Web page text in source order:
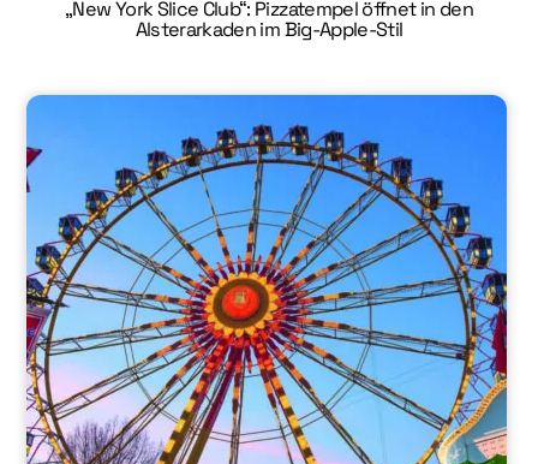
„New York Slice Club“: Pizzatempel öffnet in den
Alsterarkaden im Big-Apple-Stil